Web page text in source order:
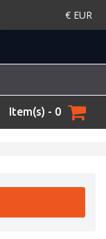
€ EUR
Item(s) - 0